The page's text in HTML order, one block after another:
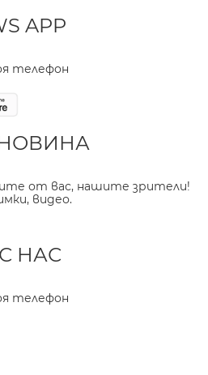
APP
телефон
от вас, нашите зрители!
видео.
НАС
телефон